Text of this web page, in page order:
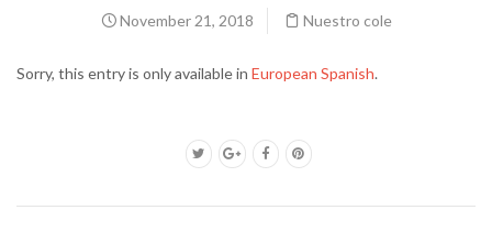
November 21, 2018 Nuestro cole
Sorry, this entry is only available in European Spanish.